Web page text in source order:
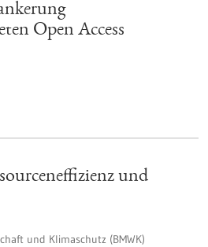
Open Access
und
und Klimaschutz (BMWK)